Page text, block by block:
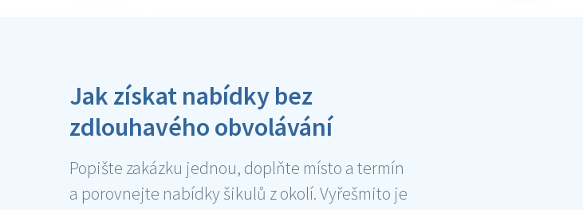
Jak získat nabídky bez
zdlouhavého obvolávání
Popište zakázku jednou, doplňte místo a termín
a porovnejte nabídky šikulů z okolí. Vyřešmito je